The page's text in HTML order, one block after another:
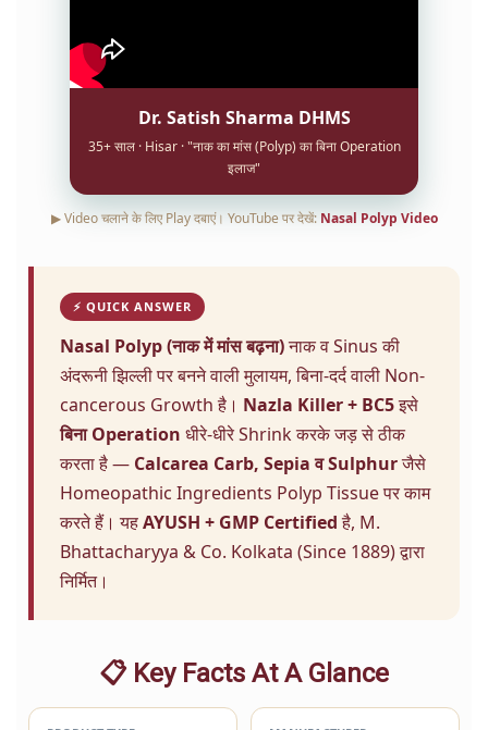
Dr. Satish Sharma DHMS
35+ साल · Hisar · "नाक का मांस (Polyp) का बिना Operation
इलाज"
▶ Video चलाने के लिए Play दबाएं। YouTube पर देखें: Nasal Polyp Video
⚡ QUICK ANSWER
Nasal Polyp (नाक में मांस बढ़ना)नाक व Sinus की
अंदरूनी झिल्ली पर बनने वाली मुलायम, बिना-दर्द वाली Non-
cancerous Growth है। Nazla Killer + BC5इसे
बिना Operation धीरे-धीरे Shrink करके जड़ से ठीक
करता है — Calcarea Carb, Sepia व Sulphurजैसे
Homeopathic Ingredients Polyp Tissue पर काम
करते हैं। यहAYUSH + GMP Certifiedहै, M.
Bhattacharyya & Co. Kolkata (Since 1889) द्वारा
निर्मित।
📋 Key Facts At A Glance